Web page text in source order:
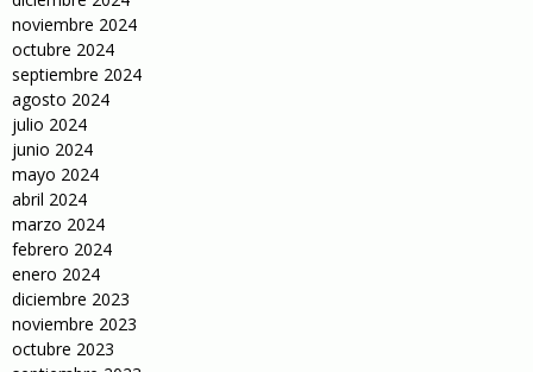
noviembre 2024
octubre 2024
septiembre 2024
agosto 2024
julio 2024
junio 2024
mayo 2024
abril 2024
marzo 2024
febrero 2024
enero 2024
diciembre 2023
noviembre 2023
octubre 2023